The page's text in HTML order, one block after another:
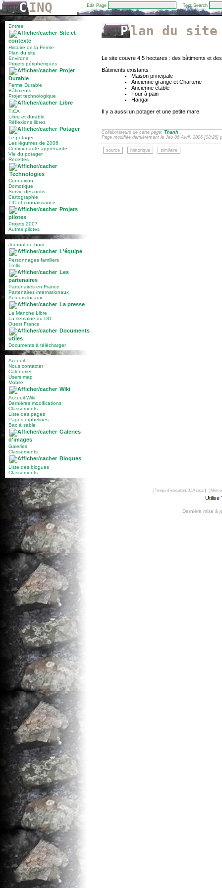
C INQ Edit Page Text Search
Entree
Site et
contexte
Histoire de la Ferme
Plan du site
Environs
Projets périphériques
Projet
Durable
Ferme Durable
Bâtiments
Projet technologique
Libre
TICA
Libre et durable
Réflexions libres
Potager
Le potager
Les légumes de 2006
Communauté apprenante
Vie du potager
Recettes
Technologies
Connexion
Domotique
Survie des ordis
Cartographie
TIC et connaissance
Projets
pilotes
Projets 2007
Autres pilotes
Journal de bord
L'équipe
Personnages familiers
Trolls
Les
partenaires
Partenaires en France
Partenaires internationaux
Acteurs locaux
La presse
La Manche Libre
La semaine du DD
Ouest France
Documents
utiles
Documents à télécharger
Accueil
Nous contacter
Calendrier
Users map
Mobile
Wiki
Accueil-Wiki
Dernières modifications
Classements
Liste des pages
Pages orphelines
Bac à sable
Galeries
d'images
Galeries
Classements
Blogues
Liste des blogues
Classements
Plan du site
Le site couvre 4,5 hectares : des bâtiments et
Bâtiments existants :
Maison principale
Ancienne grange et Charterie
Ancienne étable
Four à pain
Hangar
Il y a aussi un potager et une petite mare.
Collaborateurs de cette page: Thanh .
Page modifiée dernièrement le Jeu 06 Avril, 2006 [08:28]
source historique similaire
[ Temps d'exécution: 0.14 secs ] [
Utilise
Dernière mise à